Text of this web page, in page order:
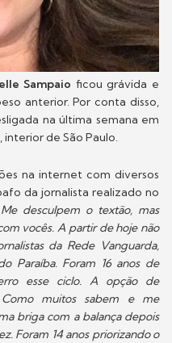
Sampaio ficou grávida e
anterior. Por conta disso,
na última semana em
interior de São Paulo.
na internet com diversos
da jornalista realizado no
Me desculpem o textão, mas
vocês. A partir de hoje não
da Rede Vanguarda,
Paraíba. Foram 16 anos de
esse ciclo. A opção de
muitos sabem e me
briga com a balança depois
Foram 14 anos priorizando o